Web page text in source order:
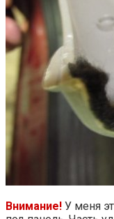
Внимание! У меня